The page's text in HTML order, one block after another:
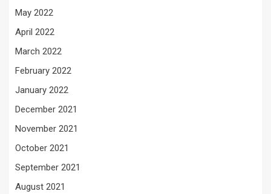
May 2022
April 2022
March 2022
February 2022
January 2022
December 2021
November 2021
October 2021
September 2021
August 2021